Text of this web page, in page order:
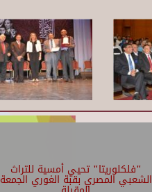
"فلكلوريتا" تحيي أمسية للتراث
الشعبي المصري بقبة الغوري الجمعة